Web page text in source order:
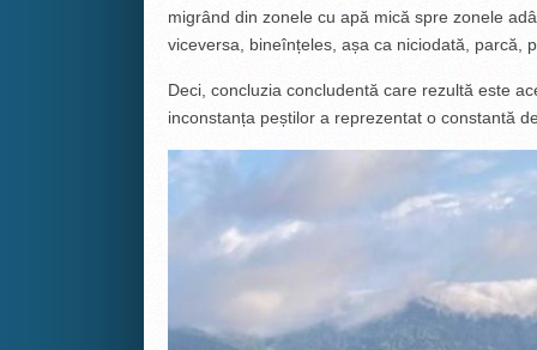
migrând din zonele cu apă mică spre zonele
viceversa, bineînțeles, așa ca niciodată, parcă,
Deci, concluzia concludentă care rezultă este
inconstanța peștilor a reprezentat o constantă